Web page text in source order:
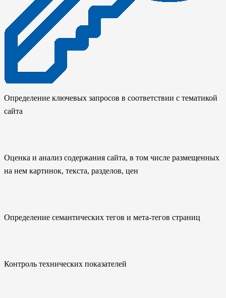
Определение ключевых запросов в соответствии с тематикой
сайта
Оценка и анализ содержания сайта, в том числе размещенных
на нем картинок, текста, разделов, цен
Определение семантических тегов и мета-тегов страниц
Контроль технических показателей